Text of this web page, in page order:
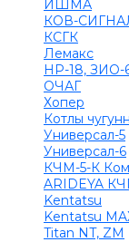
ИШМА
КОВ-
КСГК
Лемакс
НР-18,
ОЧАГ
Хопер
Котлы
Универсал-5
Универсал-6
КЧМ-5-К
ARIDEYA
Kentatsu
Kentatsu
Titan NT, ZM